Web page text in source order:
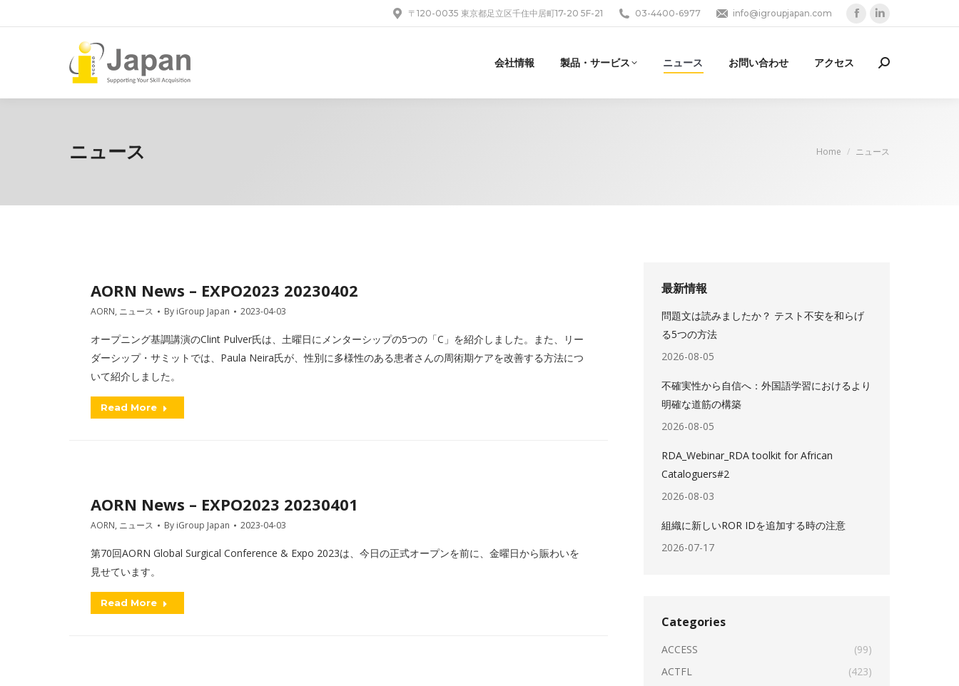
〒120-0035 東京都足立区千住中居町17-20 5F-21 03-4400-6977 info@igroupjapan.com
opensopens
会社情報 製品・サービス ニュース お問い合わせ アクセス Search:
ニュース You are here:
Home ニュース
AORN News – EXPO2023 20230402
AORN, ニュース By iGroup Japan 2023-04-03
オープニング基調講演のClint Pulver氏は、土曜日にメンターシップの5つの「C」を紹介しました。また、リー
ダーシップ・サミットでは、Paula Neira氏が、性別に多様性のある患者さんの周術期ケアを改善する方法につ
いて紹介しました。
Read More
AORN News – EXPO2023 20230401
AORN, ニュース By iGroup Japan 2023-04-03
第70回AORN Global Surgical Conference & Expo 2023は、今日の正式オープンを前に、金曜日から賑わいを
見せています。
Read More
最新情報
問題文は読みましたか？ テスト不安を和らげ
る5つの方法
2026-08-05
不確実性から自信へ：外国語学習におけるより
明確な道筋の構築
2026-08-05
RDA_Webinar_RDA toolkit for African
Cataloguers#2
2026-08-03
組織に新しいROR IDを追加する時の注意
2026-07-17
Categories
ACCESS
(99)
ACTFL
(423)